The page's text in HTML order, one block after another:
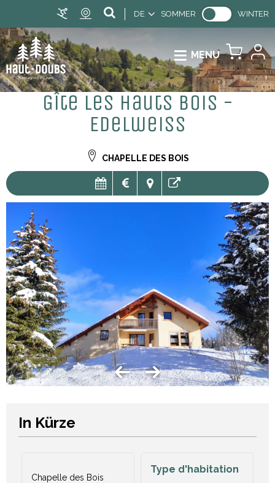
DE SOMMER WINTER
MENU
Gîte Les Hauts Bois -
Edelweiss
CHAPELLE DES BOIS
In Kürze
Chapelle des Bois
Type d'habitation